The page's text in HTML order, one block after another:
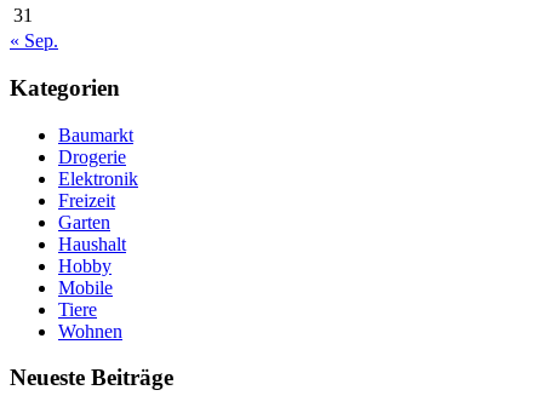
31
« Sep.
Kategorien
Baumarkt
Drogerie
Elektronik
Freizeit
Garten
Haushalt
Hobby
Mobile
Tiere
Wohnen
Neueste Beiträge